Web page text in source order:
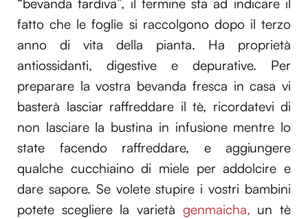
“bevanda tardiva”, il termine sta ad indicare il
fatto che le foglie si raccolgono dopo il terzo
anno di vita della pianta. Ha proprietà
antiossidanti, digestive e depurative. Per
preparare la vostra bevanda fresca in casa vi
basterà lasciar raffreddare il tè, ricordatevi di
non lasciare la bustina in infusione mentre lo
state facendo raffreddare, e aggiungere
qualche cucchiaino di miele per addolcire e
dare sapore. Se volete stupire i vostri bambini
potete scegliere la varietà genmaicha, un tè